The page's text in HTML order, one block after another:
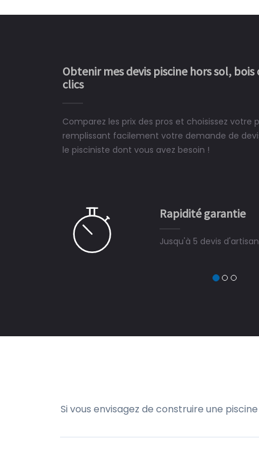
Obtenir mes devis piscine hors sol,
clics
Comparez les prix des pros et choisissez votre
remplissant facilement votre demande de
le pisciniste dont vous avez besoin !
Rapidité garantie
Jusqu'à 5 devis
ne peut plus s'en passer.
Le rêve devient
construit chez moi.
Si vous envisagez de construire une